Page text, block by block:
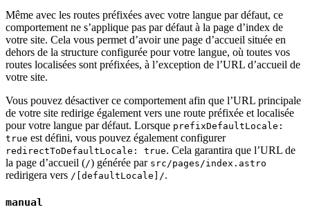
Même avec les routes préfixées avec votre langue par défaut, ce
comportement ne s’applique pas par défaut à la page d’index de
votre site. Cela vous permet d’avoir une page d’accueil située en
dehors de la structure configurée pour votre langue, où toutes vos
routes localisées sont préfixées, à l’exception de l’URL d’accueil de
votre site.
Vous pouvez désactiver ce comportement afin que l’URL principale
de votre site redirige également vers une route préfixée et localisée
pour votre langue par défaut. Lorsque prefixDefaultLocale:
true est défini, vous pouvez également configurer
redirectToDefaultLocale: true. Cela garantira que l’URL de
la page d’accueil (/) générée par src/pages/index.astro
redirigera vers /[defaultLocale]/.
manual